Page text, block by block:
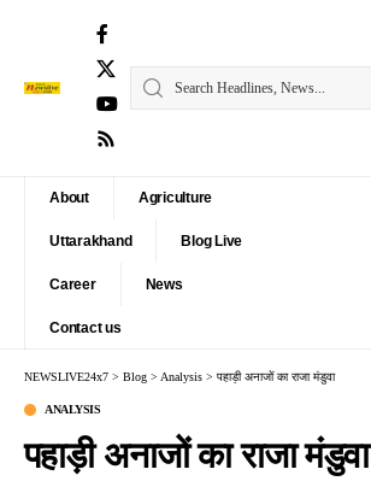
About Agriculture
Uttarakhand Blog Live
Career News
Contact us
NEWSLIVE24x7 > Blog > Analysis > पहाड़ी अनाजों का राजा मंडुवा
ANALYSIS
पहाड़ी अनाजों का राजा मंडुवा